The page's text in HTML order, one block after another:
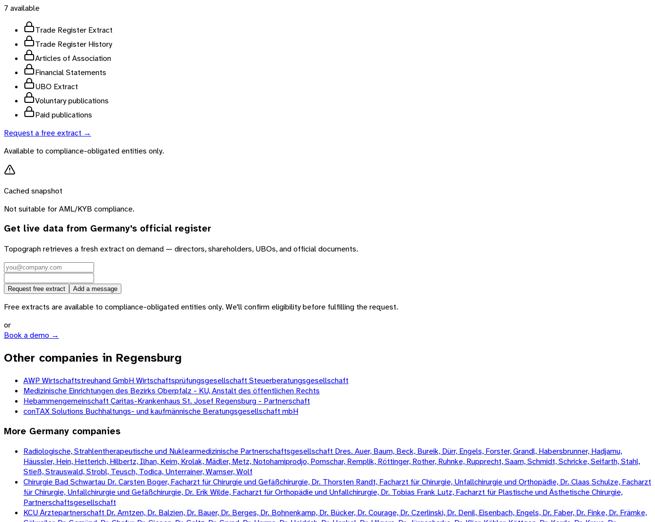
7 available
Trade Register Extract
Trade Register History
Articles of Association
Financial Statements
UBO Extract
Voluntary publications
Paid publications
Request a free extract →
Available to compliance-obligated entities only.
Cached snapshot
Not suitable for AML/KYB compliance.
Get live data from Germany's official register
Topograph retrieves a fresh extract on demand — directors, shareholders, UBOs, and official documents.
Request free extract Add a message
Free extracts are available to compliance-obligated entities only. We'll confirm eligibility before fulfilling the request.
or
Book a demo →
Other companies in Regensburg
AWP Wirtschaftstreuhand GmbH Wirtschaftsprüfungsgesellschaft Steuerberatungsgesellschaft
Medizinische Einrichtungen des Bezirks Oberpfalz - KU, Anstalt des öffentlichen Rechts
Hebammengemeinschaft Caritas-Krankenhaus St. Josef Regensburg - Partnerschaft
conTAX Solutions Buchhaltungs- und kaufmännische Beratungsgesellschaft mbH
More Germany companies
Radiologische, Strahlentherapeutische und Nuklearmedizinische Partnerschaftsgesellschaft Dres. Auer, Baum, Beck, Bureik, Dürr, Engels, Forster, Grandl, Habersbrunner, Hadjamu,
Häussler, Hein, Hetterich, Hilbertz, Ilhan, Keim, Krolak, Mädler, Metz, Notohamiprodjo, Pomschar, Remplik, Röttinger, Rother, Ruhnke, Rupprecht, Saam, Schmidt, Schricke, Seifarth, Stahl,
Stieß, Strauswald, Strobl, Teusch, Todica, Unterrainer, Wamser, Wolf
Chirurgie Bad Schwartau Dr. Carsten Boger, Facharzt für Chirurgie und Gefäßchirurgie, Dr. Thorsten Randt, Facharzt für Chirurgie, Unfallchirurgie und Orthopädie, Dr. Claas Schulze, Facharzt
für Chirurgie, Unfallchirurgie und Gefäßchirurgie, Dr. Erik Wilde, Facharzt für Orthopädie und Unfallchirurgie, Dr. Tobias Frank Lutz, Facharzt für Plastische und Ästhetische Chirurgie,
Partnerschaftsgesellschaft
KCU Ärztepartnerschaft Dr. Arntzen, Dr. Balzien, Dr. Bauer, Dr. Berges, Dr. Bohnenkamp, Dr. Bücker, Dr. Courage, Dr. Czerlinski, Dr. Denil, Eisenbach, Engels, Dr. Faber, Dr. Finke, Dr. Främke,